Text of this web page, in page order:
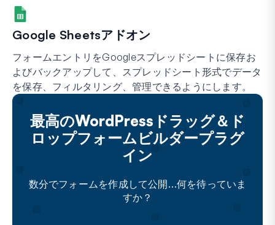
Google Sheetsアドオン
フォームエントリをGoogleスプレッドシートに保存お
よびバックアップして、スプレッドシート形式でデータ
を保存、フィルタリング、管理できるようにします。
最高のWordPressドラッグ＆ド
ロップフォームビルダープラグ
イン
数分でフォームを作成して公開…何を待っていま
すか？